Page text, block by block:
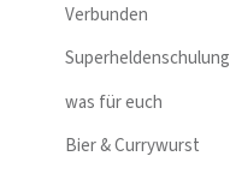
Verbunden
Superheldenschulung
was für euch
Bier & Currywurst